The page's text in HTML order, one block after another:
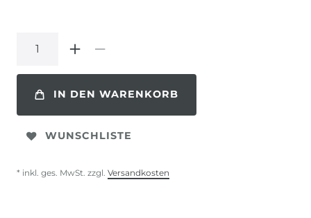
IN DEN WARENKORB
WUNSCHLISTE
* inkl. ges. MwSt. zzgl. Versandkosten